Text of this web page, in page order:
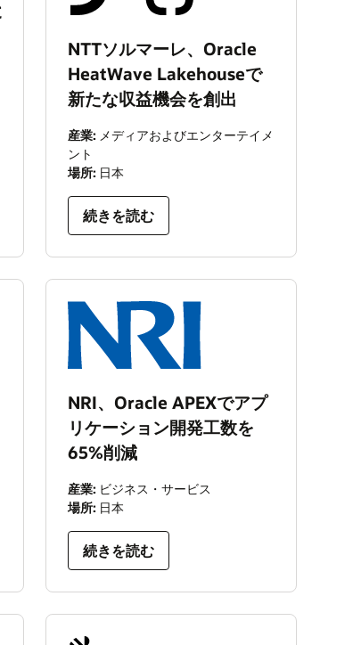
NTTソルマーレ、Oracle
HeatWave Lakehouseで
新たな収益機会を創出
産業: メディアおよびエンターテイメ
ント
場所: 日本
続きを読む
NRI、Oracle APEXでアプ
リケーション開発工数を
65%削減
産業: ビジネス・サービス
場所: 日本
続きを読む